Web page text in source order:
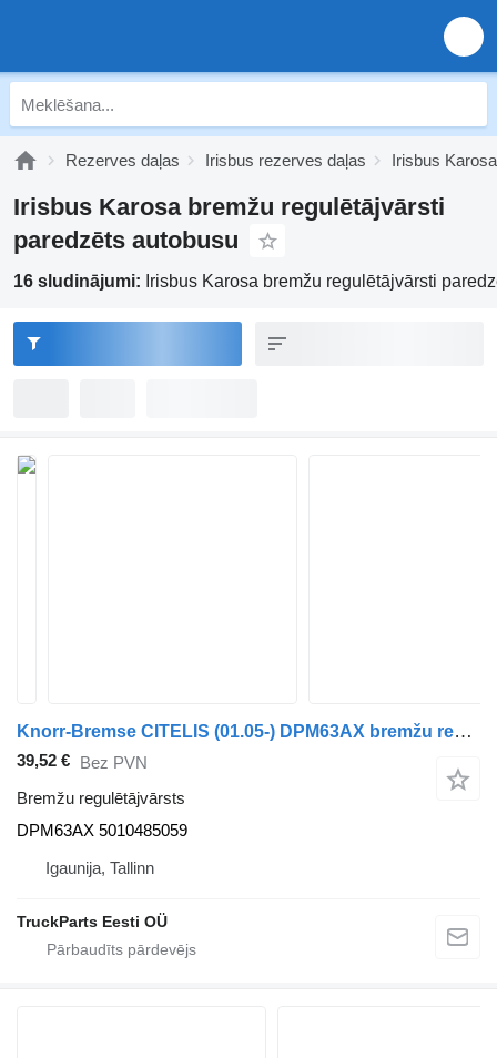
Rezerves daļas Irisbus rezerves daļas Irisbus
Irisbus Karosa bremžu regulētājvārsti
paredzēts autobusu
16 sludinājumi: Irisbus Karosa bremžu regulētājvārsti
Knorr-Bremse CITELIS (01.05-) DPM63AX bremžu regulētājvārsts paredzēts Irisbus Access, Evadys, Axer, Karosa, Recreo, Domino, Agora, Citelis, Eurorider (1999-) autobusa
39,52 € Bez PVN
Bremžu regulētājvārsts
DPM63AX 5010485059
Igaunija, Tallinn
TruckParts Eesti OÜ